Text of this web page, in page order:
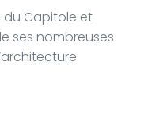
du Capitole et
ses nombreuses